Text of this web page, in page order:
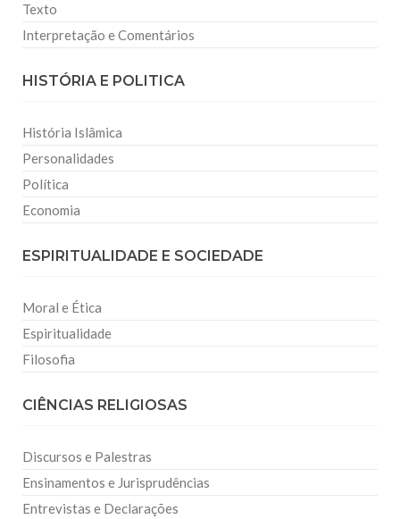
Texto
Interpretação e Comentários
HISTÓRIA E POLITICA
História Islâmica
Personalidades
Política
Economia
ESPIRITUALIDADE E SOCIEDADE
Moral e Ética
Espiritualidade
Filosofia
CIÊNCIAS RELIGIOSAS
Discursos e Palestras
Ensinamentos e Jurisprudências
Entrevistas e Declarações